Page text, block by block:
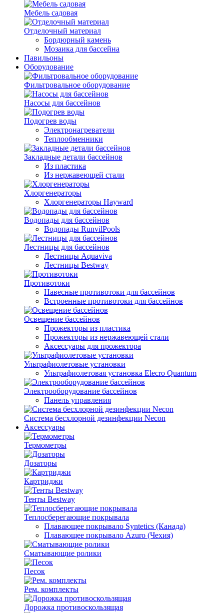
Мебель садовая
Отделочный материал
Бордюрный камень
Мозаика для бассейна
Павильоны
Оборудование
Фильтровальное оборудование
Насосы для бассейнов
Подогрев воды
Электронагреватели
Теплообменники
Закладные детали бассейнов
Из пластика
Из нержавеющей стали
Хлоргенераторы
Хлоргенераторы Hayward
Водопады для бассейнов
Водопады RunvilPools
Лестницы для бассейнов
Лестницы Aquaviva
Лестницы Bestway
Противотоки
Навесные противотоки для бассейнов
Встроенные противотоки для бассейнов
Освещение бассейнов
Прожекторы из пластика
Прожекторы из нержавеющей стали
Аксессуары для прожектора
Ультрафиолетовые установки
Ультрафиолетовая установка Elecro Quantum
Электрооборудование бассейнов
Панель управления
Система бесхлорной дезинфекции Necon
Аксессуары
Термометры
Дозаторы
Картриджи
Тенты Bestway
Теплосберегающие покрывала
Плавающее покрывало Syntetics (Канада)
Плавающее покрывало Azuro (Чехия)
Сматывающие ролики
Песок
Рем. комплекты
Дорожка противоскользящая